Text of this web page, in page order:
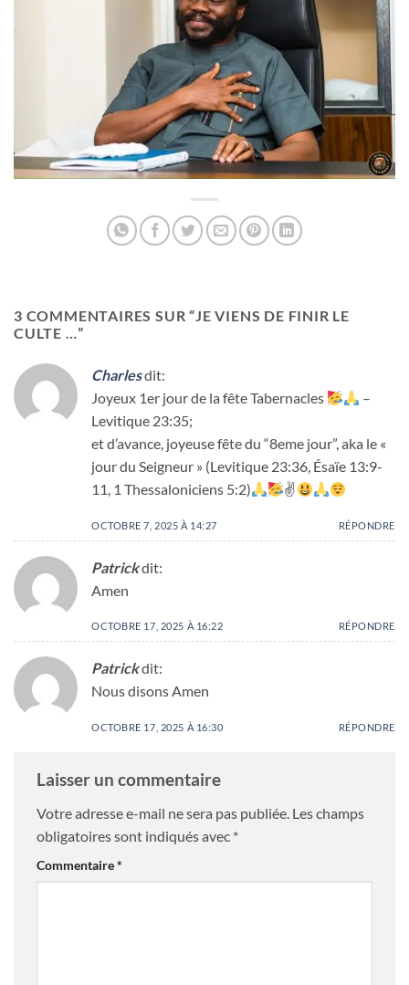
3 COMMENTAIRES SUR “JE VIENS DE FINIR LE
CULTE …”
Charlesdit:
Joyeux 1er jour de la fête Tabernacles
–
Levitique 23:35;
et d’avance, joyeuse fête du “8eme jour”, aka le «
jour du Seigneur » (Levitique 23:36, Ésaïe 13:9-
11, 1 Thessaloniciens 5:2)
✌
OCTOBRE 7, 2025 À 14:27 RÉPONDRE
Patrickdit:
Amen
OCTOBRE 17, 2025 À 16:22 RÉPONDRE
Patrickdit:
Nous disons Amen
OCTOBRE 17, 2025 À 16:30 RÉPONDRE
Laisser un commentaire
Votre adresse e-mail ne sera pas publiée. Les champs
obligatoires sont indiqués avec *
Commentaire*